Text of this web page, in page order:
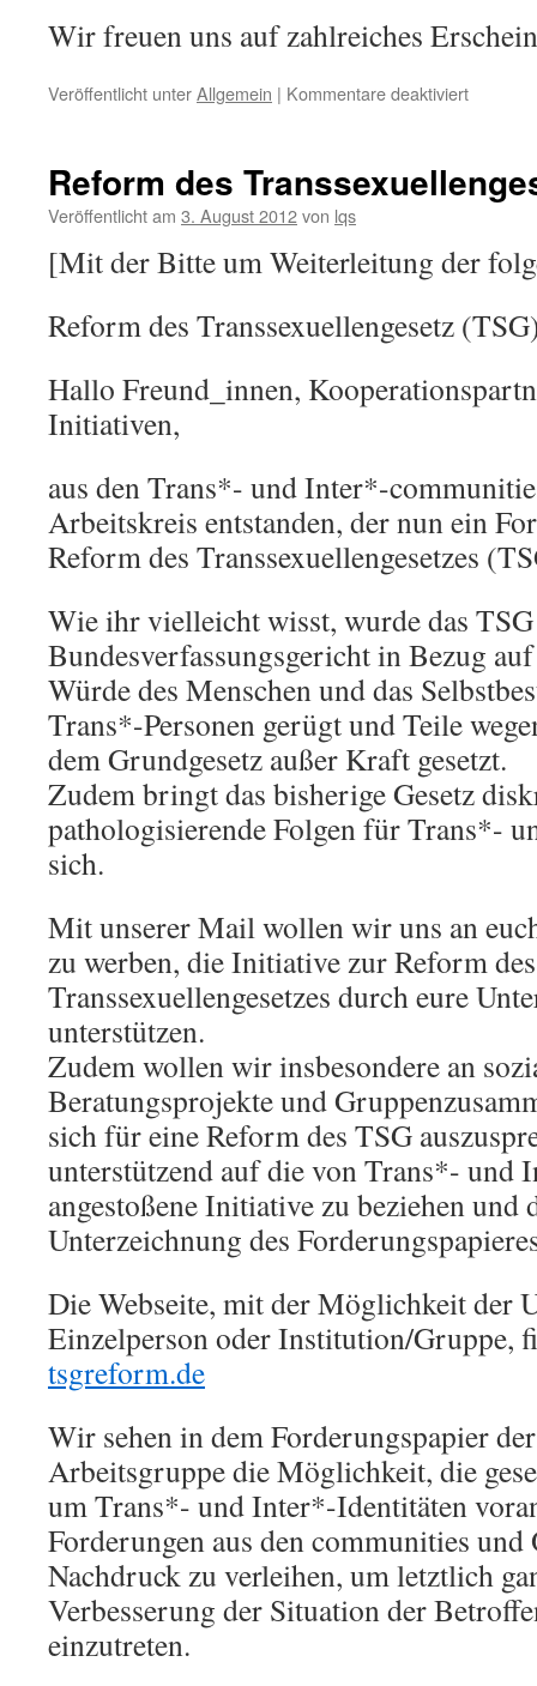
Wir freuen uns auf zahlreiches
Veröffentlicht unterAllgemein | Kommentare deaktiviertfür
Reform des
Veröffentlicht am 3. August 2012von lqs
[Mit der Bitte um Weiterleitung der
Reform des Transsexuellengesetz
Hallo Freund_innen,
Initiativen,
aus den Trans*- und Inter*-
Arbeitskreis entstanden, der nun ein
Reform des Transsexuellengesetzes
Wie ihr vielleicht wisst, wurde das
Bundesverfassungsgericht in Bezug
Würde des Menschen und das
Trans*-Personen gerügt und Teile
dem Grundgesetz außer Kraft gesetzt.
Zudem bringt das bisherige Gesetz
pathologisierende Folgen für Trans*-
sich.
Mit unserer Mail wollen wir uns an
zu werben, die Initiative zur Reform des
Transsexuellengesetzes durch eure
unterstützen.
Zudem wollen wir insbesondere an
Beratungsprojekte und
sich für eine Reform des TSG
unterstützend auf die von Trans*- und
angestoßene Initiative zu beziehen und
Unterzeichnung des
Die Webseite, mit der Möglichkeit der
Einzelperson oder Institution/Gruppe,
tsgreform.de
Wir sehen in dem Forderungspapier
Arbeitsgruppe die Möglichkeit, die
um Trans*- und Inter*-Identitäten
Forderungen aus den communities und
Nachdruck zu verleihen, um letztlich
Verbesserung der Situation der
einzutreten.